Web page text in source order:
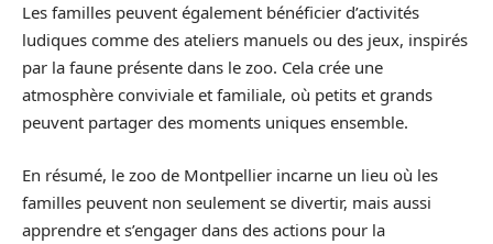
Les familles peuvent également bénéficier d’activités
ludiques comme des ateliers manuels ou des jeux, inspirés
par la faune présente dans le zoo. Cela crée une
atmosphère conviviale et familiale, où petits et grands
peuvent partager des moments uniques ensemble.
En résumé, le zoo de Montpellier incarne un lieu où les
familles peuvent non seulement se divertir, mais aussi
apprendre et s’engager dans des actions pour la